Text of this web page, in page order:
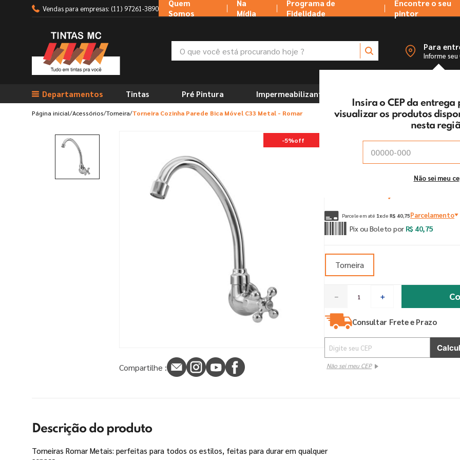
Vendas para empresas: (11) 97261-3890
Quem
Somos
Na
Mídia
Programa de
Fidelidade
Encontre o seu
pintor
Para
Informe seu
Insira o CEP da
visualizar os produtos
nesta
Não sei meu
Departamentos Tintas Pré Pintura Impermeabilizantes
Acessórios Torneira Torneira Cozinha Parede Bica Móvel C33 Metal - Romar
-5%off
Compartilhe :
Torneira Cozinha
Vendido e entregue por:Tintas MC Ltda
Parcele em até 1xde R$ 40,75Parcelamento
Pix ou Boleto por R$ 40,75
Torneira
＋
－
Consultar Frete e Prazo
Não sei meu CEP
Descrição do produto
Torneiras Romar Metais: perfeitas para todos os estilos, feitas para durar em qualquer
TERMOS MAIS BUSCADOS
1º tinta suvinil
3º massa corrida
massa acrilica
tinta acrilica